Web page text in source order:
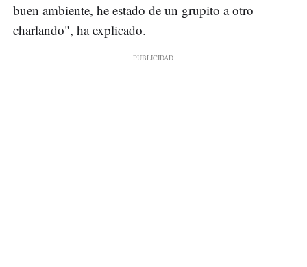
buen ambiente, he estado de un grupito a otro
charlando", ha explicado.